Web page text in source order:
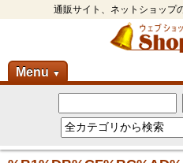
通販サイト、ネットショップ
Menu ▼